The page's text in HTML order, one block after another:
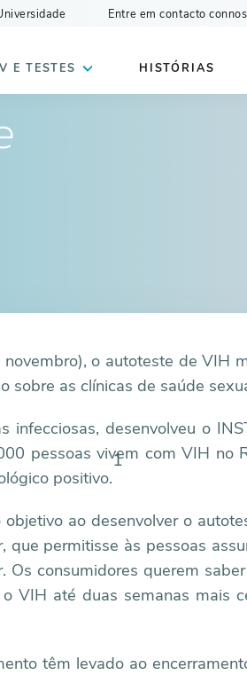
Entre em contacto
E TESTES HISTÓRIAS
o autoteste de VIH
sobre as clínicas de saúde
infecciosas, desenvolveu o
pessoas vivem com VIH no
positivo.
1
ao desenvolver o
permitisse às pessoas
consumidores querem
VIH até duas semanas mais
têm levado ao